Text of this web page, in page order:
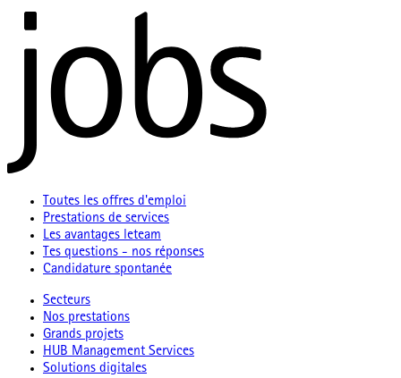
Toutes les offres d'emploi
Prestations de services
Les avantages leteam
Tes questions - nos réponses
Candidature spontanée
Secteurs
Nos prestations
Grands projets
HUB Management Services
Solutions digitales